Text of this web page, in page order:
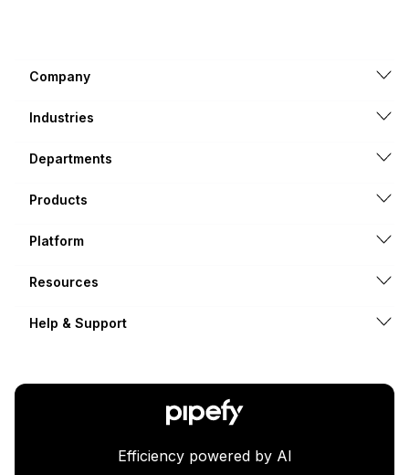
Company
Industries
Departments
Products
Platform
Resources
Help & Support
Efficiency powered by AI